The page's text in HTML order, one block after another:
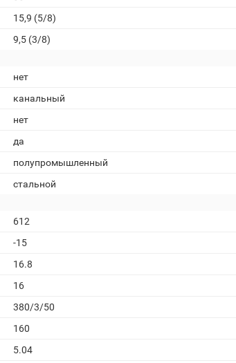
15,9 (5/8)
9,5 (3/8)
нет
канальный
нет
да
полупромышленный
стальной
612
-15
16.8
16
380/3/50
160
5.04